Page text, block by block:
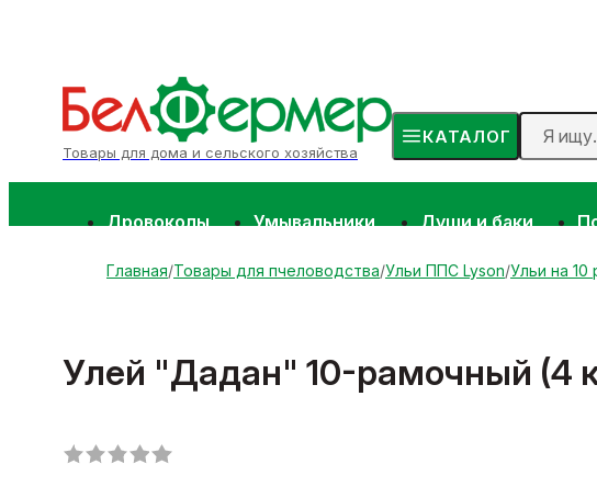
Товары для дома и сельского хозяйства
КАТАЛОГ
Дровоколы Умывальники Души и баки
Главная Товары для пчеловодства Ульи ППС Lyson Ульи на 10
Улей "Дадан" 10-рамочный (4